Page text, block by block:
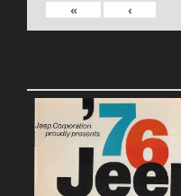
›
»